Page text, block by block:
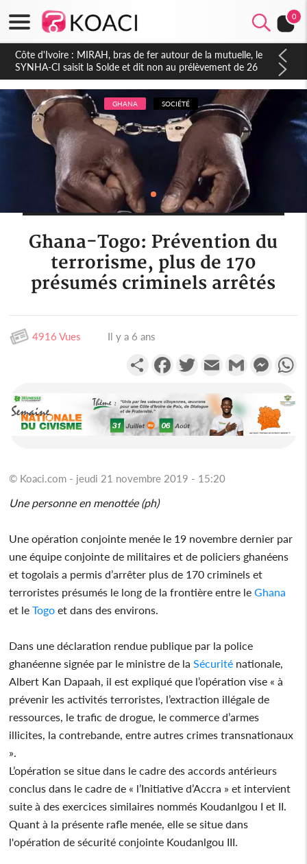
0
Côte d'Ivoire : Stéphane Kipré : « Le développement n'a pas
de couleur politique » à l'écoute des populations de
Gboguhé-Zaïbo
GHANA SOCIÉTÉ
Ghana-Togo: Prévention du
terrorisme, plus de 170
présumés criminels arrêtés
4916 Vues Il y a 6 ans
PartagerFacebookTwitterEmail Gmail
© Koaci.com - jeudi 21 novembre 2019 - 15:20
Une personne en menottée (ph)
Une opération conjointe menée le 19 novembre dernier par
une équipe conjointe de militaires et de policiers ghanéens
et togolais a permis d’arrêter plus de 170 criminels et
terroristes présumés le long de la frontière entre leGhana
et le Togo et dans des environs.
Dans une déclaration rendue publique par la police
ghanéenne signée par le ministre de la Sécurité nationale,
Albert Kan Dapaah, il est expliqué que l’opération vise « à
prévenir les activités terroristes, l’extraction illégale de
ressources, le trafic de drogue, le commerce d’armes
illicites, la contrebande, entre autres crimes transnationaux
».
L’opération se situe dans le cadre des accords antérieurs
conclus dans le cadre de « l’Initiative d’Accra » et intervient
suite à des exercices similaires nommés Koudanlgou I et II.
Quant à la présente rafle menée, elle se situe dans
l'opération de sécurité conjointe Koudanlgou III.